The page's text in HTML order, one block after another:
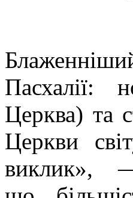
Пасхалії:
Церква) та
Церкви
виклик»,